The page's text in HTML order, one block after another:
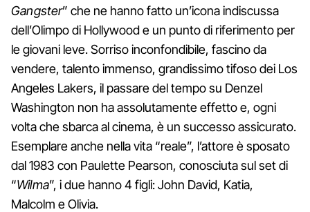
Gangster” che ne hanno fatto un’icona indiscussa
dell’Olimpo di Hollywood e un punto di riferimento per
le giovani leve. Sorriso inconfondibile, fascino da
vendere, talento immenso, grandissimo tifoso dei Los
Angeles Lakers, il passare del tempo su Denzel
Washington non ha assolutamente effetto e, ogni
volta che sbarca al cinema, è un successo assicurato.
Esemplare anche nella vita “reale”, l’attore è sposato
dal 1983 con Paulette Pearson, conosciuta sul set di
“Wilma”, i due hanno 4 figli: John David, Katia,
Malcolm e Olivia.